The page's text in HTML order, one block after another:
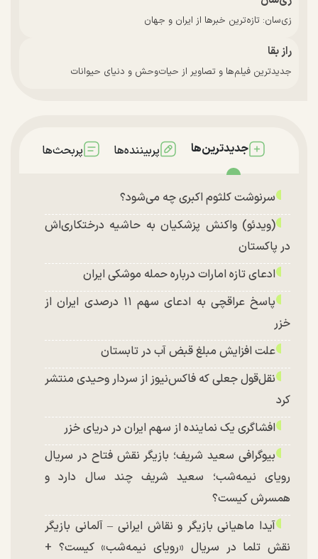
زی‌سان: تازه‌ترین خبرها از ایران و جهان
راز بقا
جدیدترین فیلم‌ها و تصاویر از حیات‌وحش و دنیای حیوانات
جدیدترین‌ها پربیننده‌ها پربحث‌ها
سرنوشت کلثوم اکبری چه می‌شود؟
(ویدئو) واکنش پزشکیان به حاشیه درختکاری‌اش
در پاکستان
ادعای تازه امارات درباره حمله موشکی ایران
پاسخ عراقچی به ادعای سهم ۱۱ درصدی ایران از
خزر
علت افزایش مبلغ قبض آب در تابستان
نقل‌قول جعلی که فاکس‌نیوز از سردار وحیدی منتشر
کرد
افشاگری یک نماینده از سهم ایران در دریای خزر
بیوگرافی سعید شریف؛ بازیگر نقش فتاح در سریال
رویای نیمه‌شب؛ سعید شریف چند سال دارد و
همسرش کیست؟
آیدا ماهیانی بازیگر و نقاش ایرانی – آلمانی بازیگر
نقش تلما در سریال «رویای نیمه‌شب» کیست؟ +